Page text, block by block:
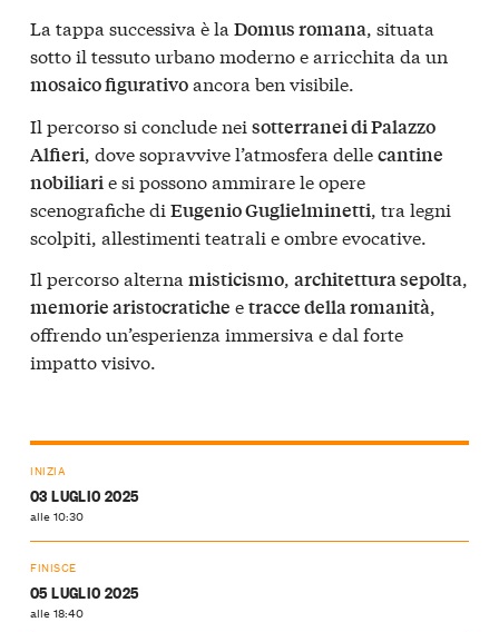
La tappa successiva è la Domus romana, situata
sotto il tessuto urbano moderno e arricchita da un
mosaico figurativoancora ben visibile.
Il percorso si conclude nei sotterranei di Palazzo
Alfieri , dove sopravvive l’atmosfera dellecantine
nobiliari e si possono ammirare le opere
scenografiche di Eugenio Guglielminetti , tra legni
scolpiti, allestimenti teatrali e ombre evocative.
Il percorso alterna misticismo, architettura sepolta,
memorie aristocratiche etracce della romanità,
offrendo un’esperienza immersiva e dal forte
impatto visivo.
INIZIA
03 LUGLIO 2025
alle 10:30
FINISCE
05 LUGLIO 2025
alle 18:40